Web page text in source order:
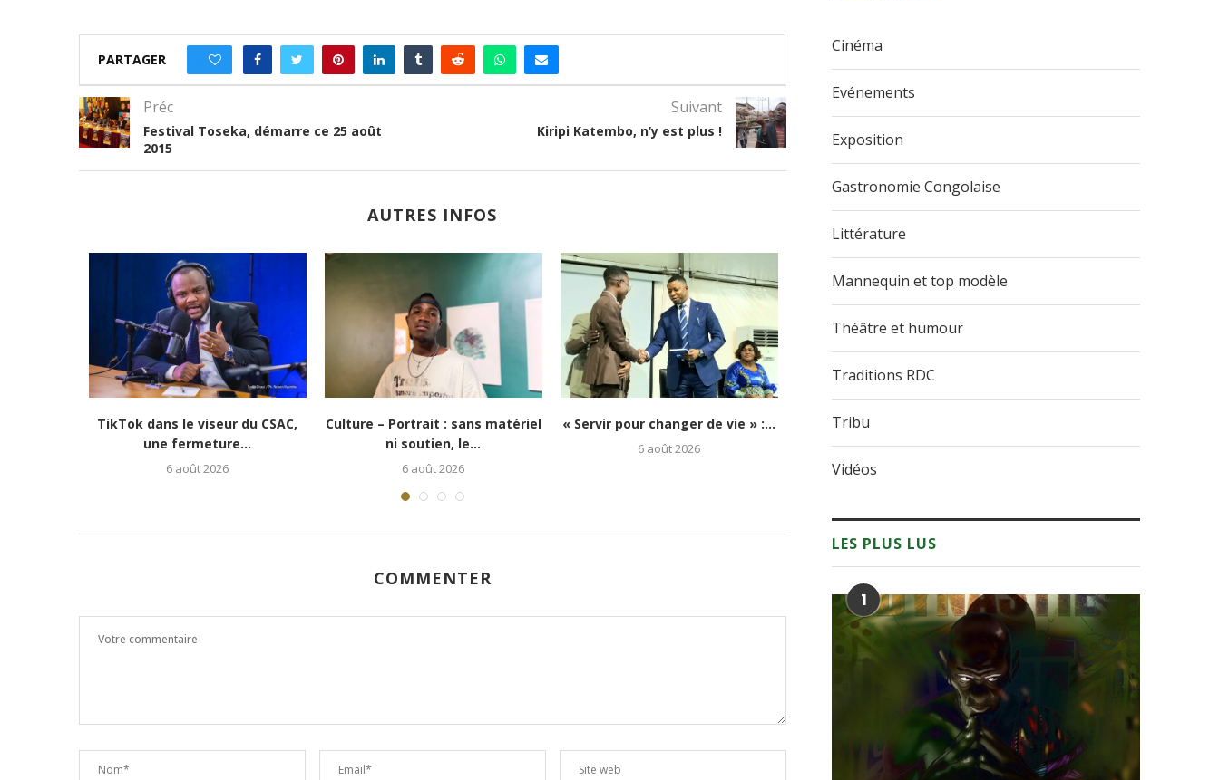
PARTAGER
Préc
Festival Toseka, démarre ce 25 août
2015
Suivant
Kiripi Katembo, n’y est plus !
AUTRES INFOS
changer de vie » :...
Culture-Portrait : Cena Toth, un
jeune rappeur déterminé...
Lubumbashi : Kongo 26Street
redonne espoir aux enfants...
Festival Congo Mboka Vibe : la
jeunesse kinoise...
congolaise refuse l’oubli et...
COMMENTER
Cinéma
Evénements
Exposition
Gastronomie Congolaise
Littérature
Mannequin et top modèle
Théâtre et humour
Traditions RDC
Tribu
Vidéos
LES PLUS LUS
1